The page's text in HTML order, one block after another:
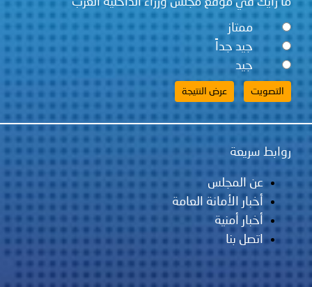
ممتاز
جيد جداً
جيد
روابط سريعة
عن المجلس
أخبار الأمانة العامة
أخبار أمنية
اتصل بنا